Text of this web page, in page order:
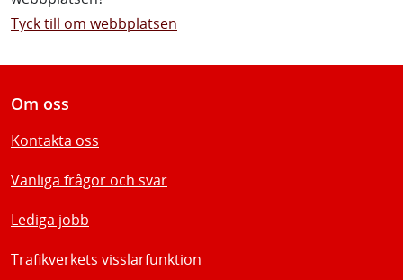
Tyck till om webbplatsen
Om oss
Kontakta oss
Vanliga frågor och svar
Lediga jobb
Trafikverkets visslarfunktion